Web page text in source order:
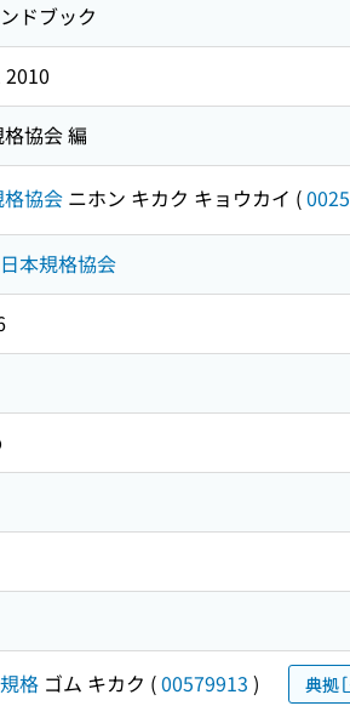
ドブック
2010
協会 編
格協会 ニホン キカク キョウカイ (
本規格協会
格 ゴム キカク (00579913 ) 典拠